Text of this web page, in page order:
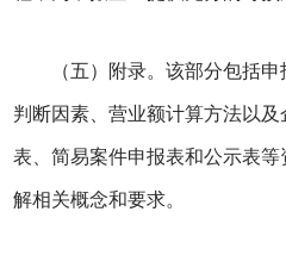
（五）附录。该部分包括
判断因素、营业额计算方法以
表、简易案件申报表和公示表
解相关概念和要求。